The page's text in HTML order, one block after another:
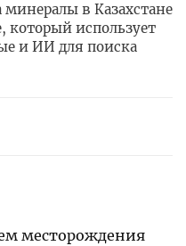
в Казахстане
который использует
и ИИ для поиска